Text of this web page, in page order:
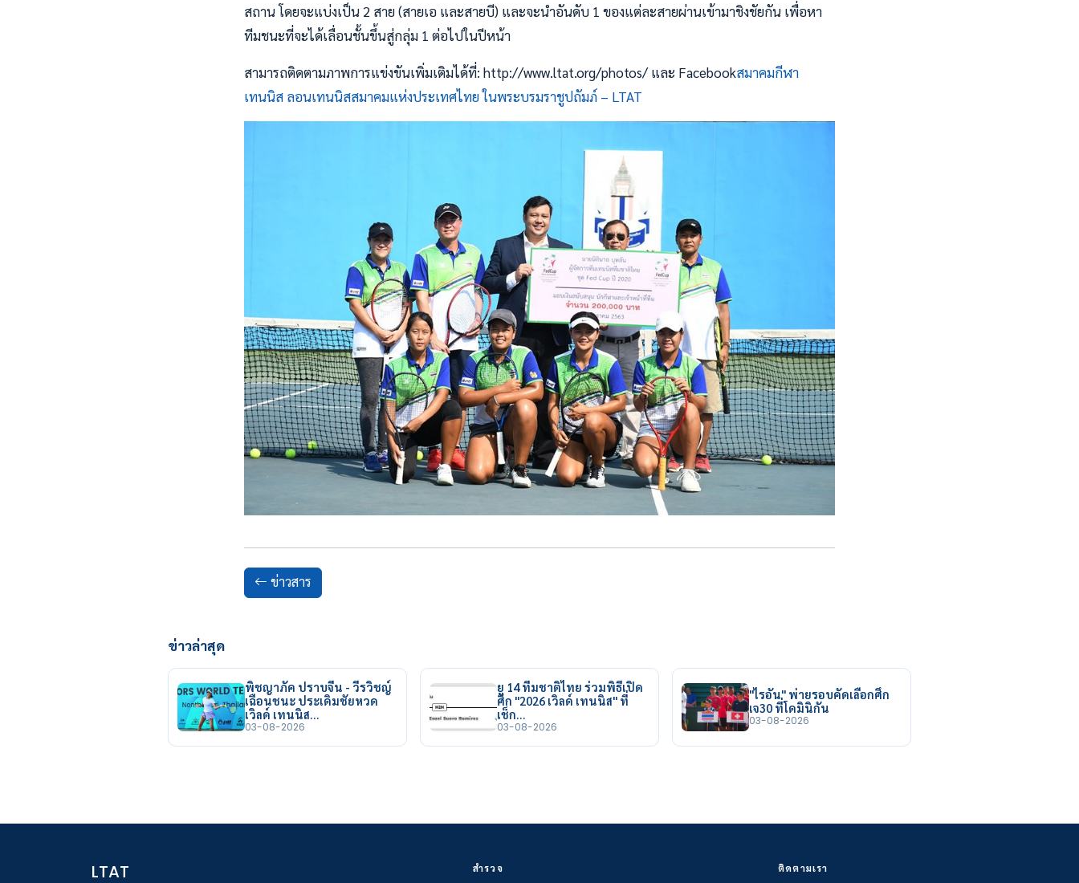
สถาน โดยจะแบ่งเป็น 2 สาย (สายเอ และสายบี) และจะนำอันดับ 1 ของแต่ละสายผ่านเข้ามาชิงชัยกัน เพื่อหา
ทีมชนะที่จะได้เลื่อนชั้นขึ้นสู่กลุ่ม 1 ต่อไปในปีหน้า
สามารถติดตามภาพการแข่งขันเพิ่มเติมได้ที่: http://www.ltat.org/photos/ และ Facebookสมาคมกีฬา
เทนนิส ลอนเทนนิสสมาคมแห่งประเทศไทย ในพระบรมราชูปถัมภ์ – LTAT
ข่าวสาร
ข่าวล่าสุด
พิชญาภัค ปราบจีน - วีรวิชญ์
เฉือนชนะ ประเดิมชัยหวด
เวิลด์ เทนนิส…
03-08-2026
ยู 14 ทีมชาติไทย ร่วมพิธีเปิด
ศึก "2026 เวิลด์ เทนนิส" ที่
เช็ก…
03-08-2026
"ไรอัน" พ่ายรอบคัดเลือกศึก
เจ30 ที่โดมินิกัน
03-08-2026
LTAT สำรวจ ติดตามเรา